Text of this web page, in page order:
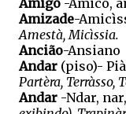
Amigo -Amico,
Amizade-
Amestà, Micìssia.
Ancião-Ansiano
Andar (piso)-
Partèra, Terràsso,
Andar -Ndar,